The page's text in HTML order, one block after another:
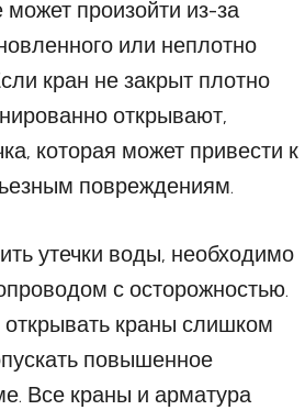
произойти из-за
или неплотно
кран не закрыт плотно
открывают,
которая может привести к
повреждениям.
утечки воды, необходимо
с осторожностью.
краны слишком
повышенное
Все краны и арматура